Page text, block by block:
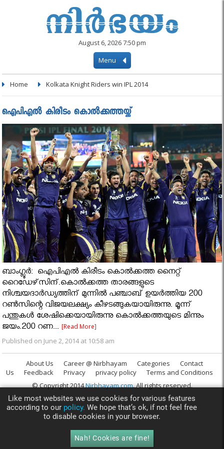
August 6, 2026 7:50 pm
Menu
Home Kolkata Knight Riders win IPL 2014
ഐപിഎല്‍ കിരീടം കൊല്‍ക്കത്തയ്ക്ക്
ബാംഗ്ലൂര്‍: ഐപിഎല്‍ കിരീടം കൊല്‍ക്കത്ത നൈറ്റ്
റൈഡേഴ്‌സിന്.കൊല്‍ക്കത്ത താരങ്ങളുടെ
നിശ്ചയദാര്‍ഡ്യത്തിന് മുന്നില്‍ പഞ്ചാബ് ഉയര്‍ത്തിയ 200
റണ്‍സിന്റെ വിജയലക്ഷ്യം കീഴടങ്ങുകയായിരുന്നു. മൂന്ന്
പന്തുകള്‍ ശേഷിക്കെയായിരുന്നു കൊല്‍ക്കത്തയുടെ മിന്നും
ജയം.200 റണ...[Read More]
Published on June 2, 2014 at 10:58 am
About Us Career @ Nirbhayam Categories
Contact
Us
Feedback Privacy privacy policy
Terms and Conditions
© Copyright 2014Nirbhayam.com. All rights reserved.
Like most websites we use cookies for various features
according to our policy. We hope that’s ok, if not feel free
to disable cookies in your browser.
Nah! Cookies are fine!